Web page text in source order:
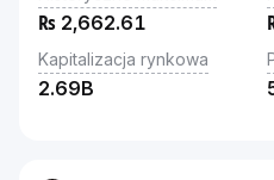
₨ 2,662.61
Kapitalizacja rynkowa
2.69B